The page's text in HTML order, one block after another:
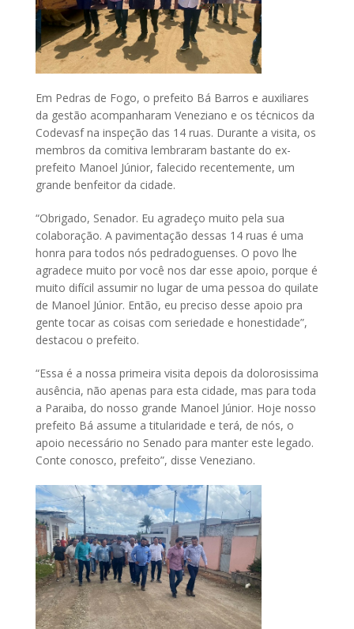
Em Pedras de Fogo, o prefeito Bá Barros e auxiliares
da gestão acompanharam Veneziano e os técnicos da
Codevasf na inspeção das 14 ruas. Durante a visita, os
membros da comitiva lembraram bastante do ex-
prefeito Manoel Júnior, falecido recentemente, um
grande benfeitor da cidade.
“Obrigado, Senador. Eu agradeço muito pela sua
colaboração. A pavimentação dessas 14 ruas é uma
honra para todos nós pedradoguenses. O povo lhe
agradece muito por você nos dar esse apoio, porque é
muito difícil assumir no lugar de uma pessoa do quilate
de Manoel Júnior. Então, eu preciso desse apoio pra
gente tocar as coisas com seriedade e honestidade”,
destacou o prefeito.
“Essa é a nossa primeira visita depois da dolorosissima
ausência, não apenas para esta cidade, mas para toda
a Paraiba, do nosso grande Manoel Júnior. Hoje nosso
prefeito Bá assume a titularidade e terá, de nós, o
apoio necessário no Senado para manter este legado.
Conte conosco, prefeito”, disse Veneziano.